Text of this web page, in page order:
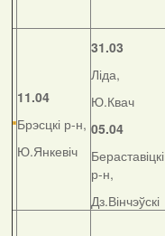
11.04
Брэсцкі р-н,
Ю.Янкевіч
31.03
Ліда,
Ю.Квач
05.04
Бераставіцкі
р-н,
Дз.Вінчэўскі